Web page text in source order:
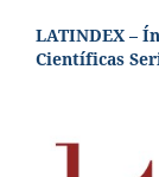
LATINDEX –
Científicas